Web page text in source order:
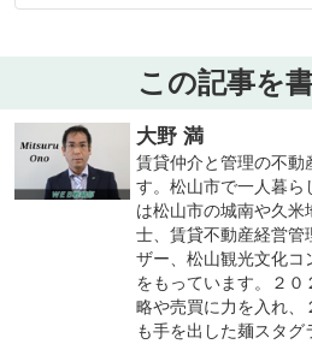
この記事を
大野 満
賃貸仲介と管理の不動
す。松山市で一人暮ら
は松山市の城南や久米
士、賃貸不動産経営管
ザー、松山観光文化コ
をもっています。２
略や売買に力を入れ、
も手を出した麺スタ